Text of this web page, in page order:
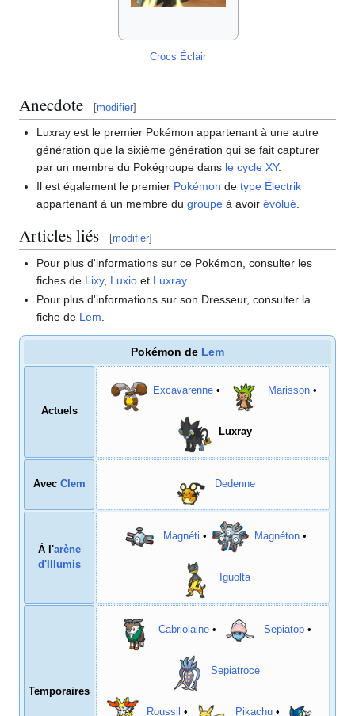
Crocs Éclair
Anecdote [modifier]
Luxray est le premier Pokémon appartenant à une autre
génération que la sixième génération qui se fait capturer
par un membre du Pokégroupe dans le cycle XY.
Il est également le premier Pokémon detype Électrik
appartenant à un membre dugroupe à avoirévolué
Articles liés [modifier]
Pour plus d'informations sur ce Pokémon, consulter les
fiches de Lixy, Luxio et Luxray.
Pour plus d'informations sur son Dresseur, consulter la
fiche de Lem
Pokémon de Lem
Actuels
Excavarenne • Marisson •
Luxray
Avec Clem Dedenne
À l'arène
d'Illumis
Magnéti • Magnéton •
Iguolta
Temporaires
Cabriolaine • Sepiatop •
Sepiatroce
Roussil • Pikachu•